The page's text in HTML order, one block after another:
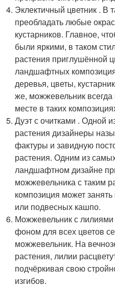
Эклектичный цветник . В
преобладать любые
кустарников. Главное,
были яркими, в таком
растения приглушённой
ландшафтных
деревья, цветы,
же, можжевельник
месте в таких
Дуэт с очитками . Одной
растения дизайнеры
фактуры и завидную
растения. Одним из
ландшафтном дизайне
можжевельника с таким
композиция может
или подвесных кашпо.
Можжевельник с
фоном для всех цветов
можжевельник. На
растения, лилии
подчёркивая свою
изгибов.